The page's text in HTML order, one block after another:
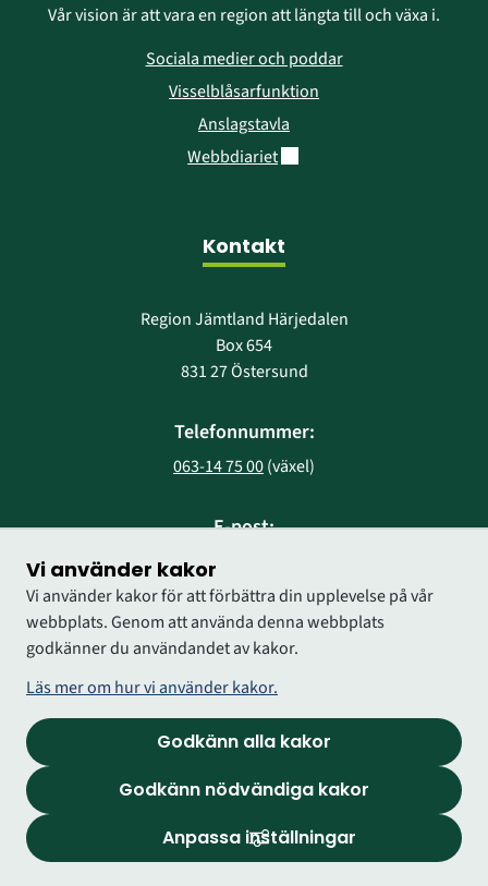
Vi använder kakor
Vi använder kakor för att förbättra din upplevelse på vår
webbplats. Genom att använda denna webbplats
godkänner du användandet av kakor.
Läs mer om hur vi använder kakor.
Godkänn alla kakor
Godkänn nödvändiga kakor
Anpassa inställningar
Vår vision är att vara en region att längta till och växa i.
Sociala medier och poddar
Visselblåsarfunktion
Anslagstavla
WebbdiarietLänk till annan webbplats.
Kontakt
Region Jämtland Härjedalen
Box 654
831 27 Östersund
Telefonnummer:
063-14 75 00 (växel)
E-post:
region@regionjh.se
Logga in